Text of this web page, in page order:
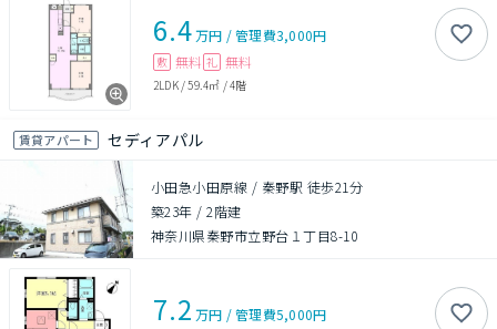
6.4万円 /管理費3,000円
敷 無料 礼 無料
2LDK/59.4㎡ /4階
賃貸アパート セディアパル
小田急小田原線 / 秦野駅 徒歩21分
築23年 /2階建
神奈川県秦野市立野台１丁目8-10
7.2 万円 /管理費5,000円